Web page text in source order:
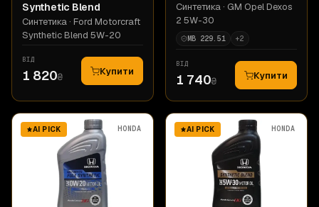
Synthetic Blend
Синтетика · Ford Motorcraft
Synthetic Blend 5W-20
ВІД
1 820₴ Купити
Синтетика · GM Opel Dexos
2 5W-30
MB 229.51 +2
ВІД
1 740₴ Купити
AI PICK HONDA AI PICK HONDA